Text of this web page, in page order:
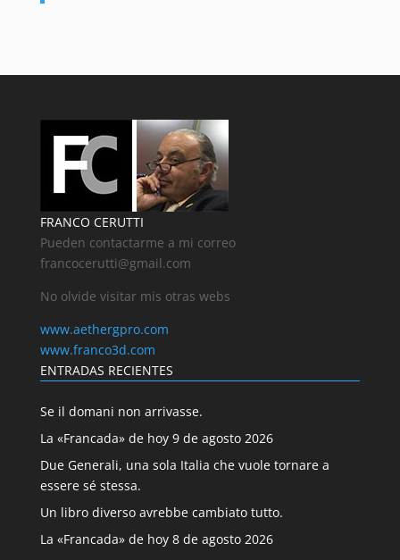
FRANCO CERUTTI
Pueden contactarme a mi correo
francocerutti@gmail.com
No olvide visitar mis otras webs
www.aethergpro.com
www.franco3d.com
ENTRADAS RECIENTES
Se il domani non arrivasse.
La «Francada» de hoy 9 de agosto 2026
Due Generali, una sola Italia che vuole tornare a
essere sé stessa.
Un libro diverso avrebbe cambiato tutto.
La «Francada» de hoy 8 de agosto 2026